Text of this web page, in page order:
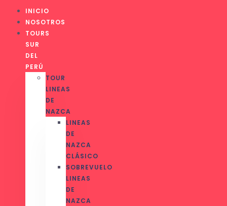
INICIO
NOSOTROS
TOURS
SUR
DEL
PERÚ
TOUR
LINEAS
DE
NAZCA
LINEAS
DE
NAZCA
CLÁSICO
SOBREVUELO
LINEAS
DE
NAZCA